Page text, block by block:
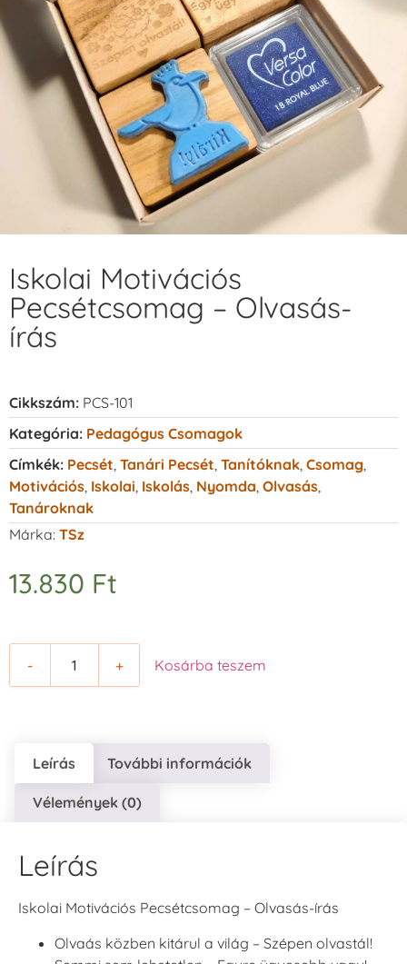
Iskolai Motivációs
Pecsétcsomag – Olvasás-
írás
Cikkszám: PCS-101
Kategória: Pedagógus Csomagok
Címkék: Pecsét Tanári Pecsét Tanítóknak Csomag
Motivációs Iskolai Iskolás Nyomda Olvasás
Tanároknak
Márka: TSz
13.830 Ft
- + Kosárba teszem
Leírás További információk
Vélemények (0)
Leírás
Iskolai Motivációs Pecsétcsomag – Olvasás-írás
Olvaás közben kitárul a világ – Szépen olvastál!